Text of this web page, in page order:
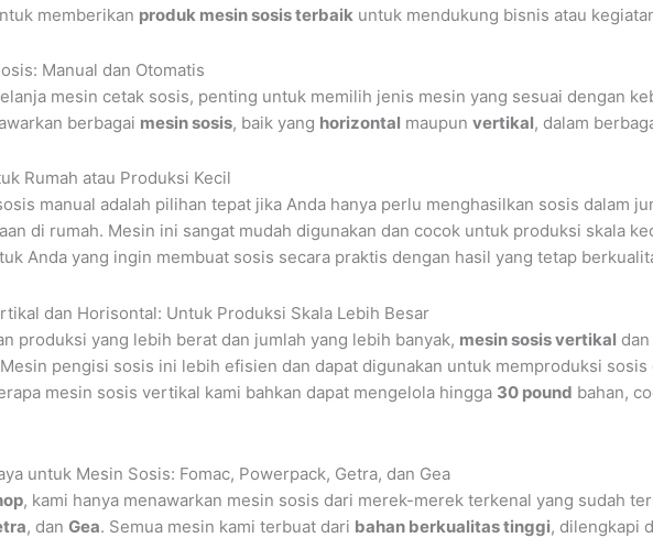
memberikan produk mesin sosis terbaik untuk mendukung bisnis atau
Manual dan Otomatis
mesin cetak sosis, penting untuk memilih jenis mesin yang sesuai dengan
berbagai mesin sosis, baik yang horizontal maupunvertikal, dalam
Rumah atau Produksi Kecil
manual adalah pilihan tepat jika Anda hanya perlu menghasilkan sosis dalam
di rumah. Mesin ini sangat mudah digunakan dan cocok untuk produksi skala
Anda yang ingin membuat sosis secara praktis dengan hasil yang tetap
dan Horisontal: Untuk Produksi Skala Lebih Besar
produksi yang lebih berat dan jumlah yang lebih banyak, mesin sosis vertikal dan
pengisi sosis ini lebih efisien dan dapat digunakan untuk memproduksi
mesin sosis vertikal kami bahkan dapat mengelola hingga 30 pound bahan,
untuk Mesin Sosis: Fomac, Powerpack, Getra, dan Gea
, kami hanya menawarkan mesin sosis dari merek-merek terkenal yang sudah
, danGea. Semua mesin kami terbuat dari bahan berkualitas tinggi, dilengkapi